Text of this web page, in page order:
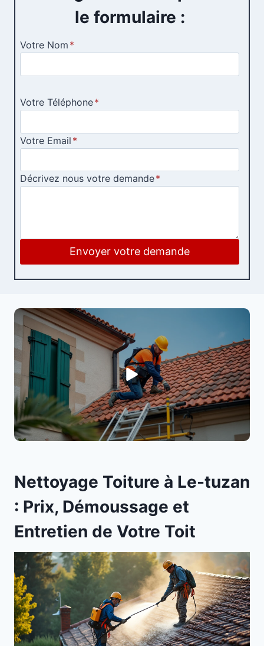
le formulaire :
Votre Nom *
Votre Téléphone*
Votre Email *
Décrivez nous votre demande*
Envoyer votre demande
Nettoyage Toiture à Le-tuzan
: Prix, Démoussage et
Entretien de Votre Toit